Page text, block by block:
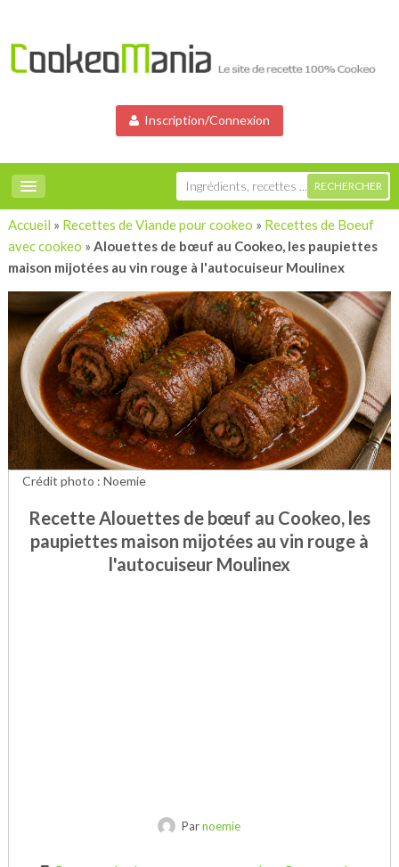
Inscription/Connexion
Accueil » Recettes de Viande pour cookeo » Recettes de Boeuf
avec cookeo » Alouettes de bœuf au Cookeo, les paupiettes
maison mijotées au vin rouge à l'autocuiseur Moulinex
Recette Alouettes de bœuf au Cookeo, les
paupiettes maison mijotées au vin rouge à
l'autocuiseur Moulinex
Parnoemie
Crédit photo : Noemie